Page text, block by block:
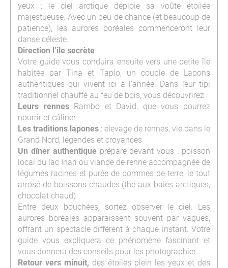
yeux : le ciel arctique déploie sa voûte étoilée
majestueuse. Avec un peu de chance (et beaucoup de
patience), les aurores boréales commenceront leur
danse céleste.
Direction l’île secrète
Votre guide vous conduira ensuite vers une petite île
habitée par Tina et Tapio, un couple de Lapons
authentiques qui vivent ici à l’année. Dans leur tipi
traditionnel chauffé au feu de bois, vous découvrirez :
Leurs rennesRambo et David, que vous pourrez
nourrir et câliner
Les traditions lapones : élevage de rennes, vie dans le
Grand Nord, légendes et croyances
Un dîner authentique préparé devant vous : poisson
local du lac Inari ou viande de renne accompagnée de
légumes racines et purée de pommes de terre, le tout
arrosé de boissons chaudes (thé aux baies arctiques,
chocolat chaud)
Entre deux bouchées, sortez observer le ciel. Les
aurores boréales apparaissent souvent par vagues,
offrant un spectacle différent à chaque instant. Votre
guide vous expliquera ce phénomène fascinant et
vous donnera des conseils pour les photographier.
Retour vers minuit, des étoiles plein les yeux et des